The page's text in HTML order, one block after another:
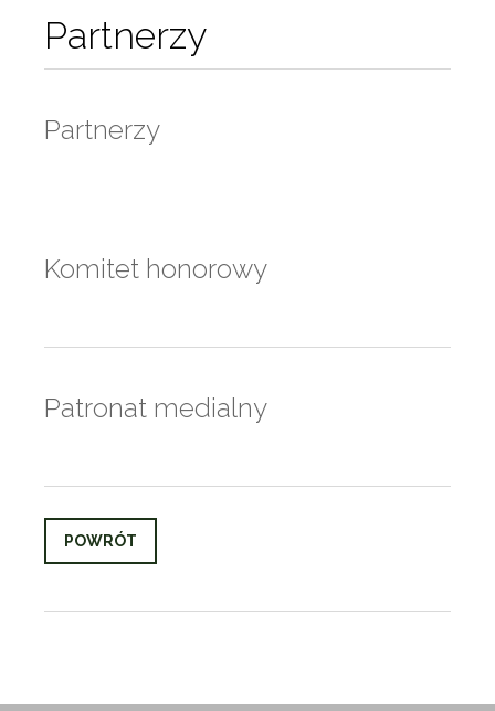
Partnerzy
Partnerzy
Komitet honorowy
Patronat medialny
POWRÓT